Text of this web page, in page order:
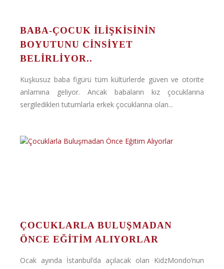
BABA-ÇOCUK İLIŞKISININ
BOYUTUNU CINSIYET
BELIRLIYOR..
Kuşkusuz baba figürü tüm kültürlerde güven ve otorite
anlamına geliyor. Ancak babaların kız çocuklarına
sergiledikleri tutumlarla erkek çocuklarına olan...
ÇOCUKLARLA BULUŞMADAN
ÖNCE EĞITIM ALIYORLAR
Ocak ayında İstanbul’da açılacak olan KidzMondo’nun